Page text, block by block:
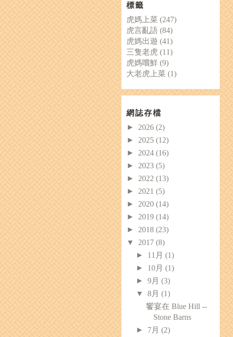
標籤
虎媽上菜 (247)
虎言亂語 (84)
虎媽出遊 (41)
三隻老虎 (11)
虎媽嚐鮮 (9)
大老虎上菜 (1)
網誌存檔
► 2026 (2)
► 2025 (12)
► 2024 (16)
► 2023 (5)
► 2022 (13)
► 2021 (5)
► 2020 (14)
► 2019 (14)
► 2018 (23)
▼ 2017 (8)
► 11月(1)
► 10月(1)
►9月(3)
▼8月(1)
饗宴在 Blue Hill --
Stone Barns
► 7月(2)